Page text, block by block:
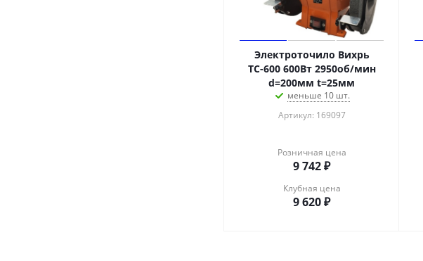
Электроточило Вихрь
ТС-600 600Вт 2950об/мин
d=200мм t=25мм
меньше 10 шт.
Артикул: 169097
Розничная цена
9 742₽
Клубная цена
9 620₽